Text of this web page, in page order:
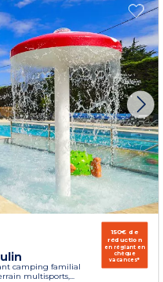
camping familial
multisports,...
150€ de
réduction
en réglant en
chèque
vacances*